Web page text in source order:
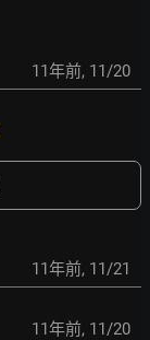
11年前, 11/20
11年前, 11/21
11年前, 11/20